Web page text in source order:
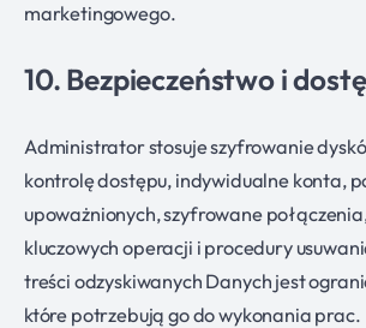
marketingowego.
10. Bezpieczeństwo i
Administrator stosuje szyfrowanie
kontrolę dostępu, indywidualne konta,
upoważnionych, szyfrowane
kluczowych operacji i procedury
treści odzyskiwanych Danych jest
które potrzebują go do wykonania prac.